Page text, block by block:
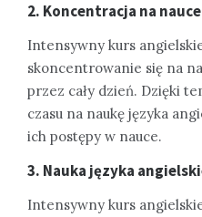
2. Koncentracja na
Intensywny kurs
skoncentrowanie się na
przez cały dzień. Dzięki
czasu na naukę języka
ich postępy w nauce.
3. Nauka języka
Intensywny kurs